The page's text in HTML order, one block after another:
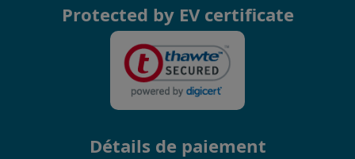
Protected by EV certificate
Détails de paiement